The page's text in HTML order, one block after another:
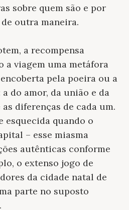
sobre quem são e por
de outra maneira.
a recompensa
a viagem uma metáfora
pela poeira ou a
do amor, da união e da
diferenças de cada um.
esquecida quando o
– esse miasma
autênticas conforme
o extenso jogo de
da cidade natal de
parte no suposto